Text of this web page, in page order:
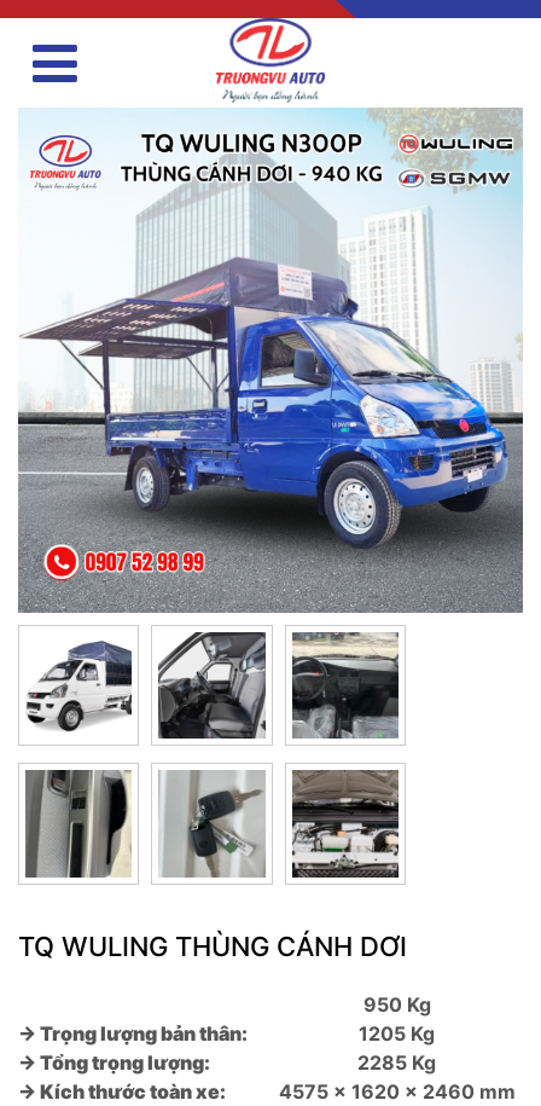
TQ WULING THÙNG CÁNH DƠI
950 Kg
→ Trọng lượng bản thân:
1205 Kg
→ Tổng trọng lượng:
2285 Kg
→ Kích thước toàn xe:
4575 x 1620 x 2460 mm